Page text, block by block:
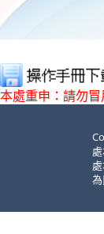
本處重申：請勿